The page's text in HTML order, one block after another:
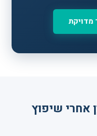
מדויקת
אחרי שיפוץ